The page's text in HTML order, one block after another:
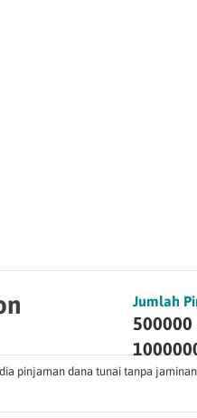
Jumlah
500000
pinjaman dana tunai tanpa